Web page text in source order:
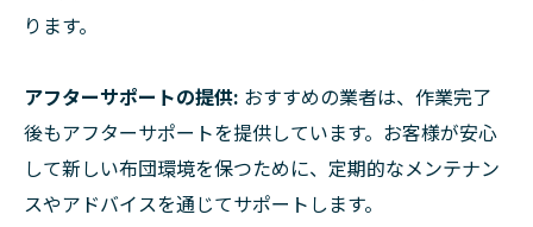
ります。
アフターサポートの提供: おすすめの業者は、作業完了
後もアフターサポートを提供しています。お客様が安心
して新しい布団環境を保つために、定期的なメンテナン
スやアドバイスを通じてサポートします。